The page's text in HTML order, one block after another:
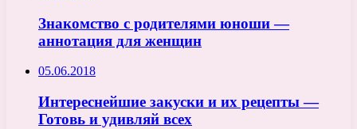
Знакомство с родителями юноши —
аннотация для женщин
05.06.2018
Интереснейшие закуски и их рецепты —
Готовь и удивляй всех